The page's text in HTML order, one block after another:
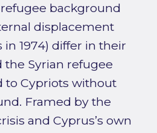
background
displacement
1974) differ in their
Syrian refugee
to Cypriots without
Framed by the
and Cyprus’s own